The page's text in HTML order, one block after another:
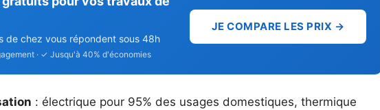
de chez vous répondent sous 48h
· ✓ Jusqu'à 40% d'économies
JE COMPARE LES PRIX →
: électrique pour 95% des usages domestiques, thermique